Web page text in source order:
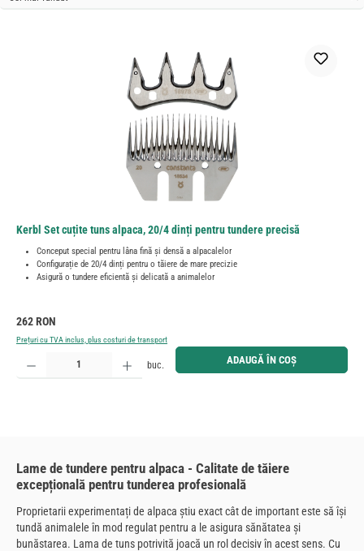
Kerbl Set cuțite tuns alpaca, 20/4 dinți pentru tundere precisă
Conceput special pentru lâna fină și densă a alpacalelor
Configurație de 20/4 dinți pentru o tăiere de mare precizie
Asigură o tundere eficientă și delicată a animalelor
Preț obișnuit:
262 RON
Prețuri cu TVA inclus, plus costuri de transport
Cantitate produs: Introduceți cantitatea dorită sau utilizați butoanele pentru a mări sau micșora
buc. ADAUGĂ ÎN COȘ
Lame de tundere pentru alpaca - Calitate de tăiere
excepțională pentru tunderea profesională
Proprietarii experimentați de alpaca știu exact cât de important este să își
tundă animalele în mod regulat pentru a le asigura sănătatea și
bunăstarea. Lama de tuns potrivită joacă un rol decisiv în acest sens. Cu